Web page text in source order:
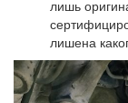
лишь
лишена